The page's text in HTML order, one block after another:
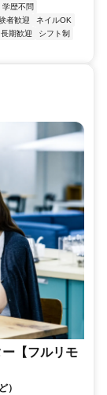
学歴不問
者歓迎
ネイルOK
長期歓迎
シフト制
【フルリモ
）